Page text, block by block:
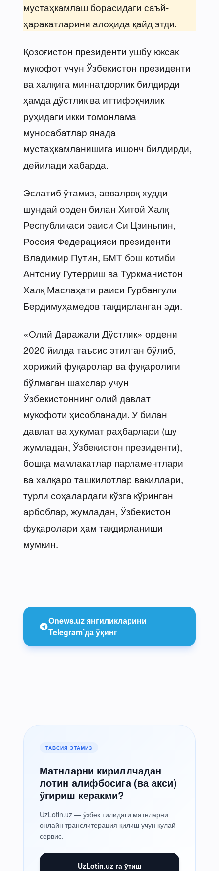
мустаҳкамлаш борасидаги саъй-
ҳаракатларини алоҳида қайд этди.
Қозоғистон президенти ушбу юксак
мукофот учун Ўзбекистон президенти
ва халқига миннатдорлик билдирди
ҳамда дўстлик ва иттифоқчилик
руҳидаги икки томонлама
муносабатлар янада
мустаҳкамланишига ишонч билдирди,
дейилади хабарда.
Эслатиб ўтамиз, аввалроқ худди
шундай орден билан Хитой Халқ
Республикаси раиси Си Цзиньпин,
Россия Федерацияси президенти
Владимир Путин, БМТ бош котиби
Антониу Гутерриш ва Туркманистон
Халқ Маслаҳати раиси Гурбангули
Бердимуҳамедов тақдирланган эди.
«Олий Даражали Дўстлик» ордени
2020 йилда таъсис этилган бўлиб,
хорижий фуқаролар ва фуқаролиги
бўлмаган шахслар учун
Ўзбекистоннинг олий давлат
мукофоти ҳисобланади. У билан
давлат ва ҳукумат раҳбарлари (шу
жумладан, Ўзбекистон президенти),
бошқа мамлакатлар парламентлари
ва халқаро ташкилотлар вакиллари,
турли соҳалардаги кўзга кўринган
арбоблар, жумладан, Ўзбекистон
фуқаролари ҳам тақдирланиши
мумкин.
Onews.uz янгиликларини
Telegram’да ўқинг
ТАВСИЯ ЭТАМИЗ
Матнларни кириллчадан
лотин алифбосига (ва акси)
ўгириш керакми?
UzLotin.uz — ўзбек тилидаги матнларни
онлайн транслитерация қилиш учун қулай
сервис.
UzLotin.uz га ўтиш